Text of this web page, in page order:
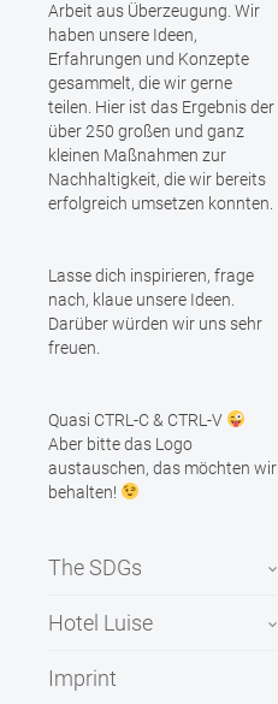
Arbeit aus Überzeugung. Wir
haben unsere Ideen,
Erfahrungen und Konzepte
gesammelt, die wir gerne
teilen. Hier ist das Ergebnis der
über 250 großen und ganz
kleinen Maßnahmen zur
Nachhaltigkeit, die wir bereits
erfolgreich umsetzen konnten.
Lasse dich inspirieren, frage
nach, klaue unsere Ideen.
Darüber würden wir uns sehr
freuen.
Quasi CTRL-C & CTRL-V
Aber bitte das Logo
austauschen, das möchten wir
behalten!
The SDGs
Hotel Luise
Imprint